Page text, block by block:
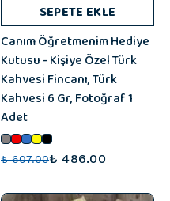
SEPETE EKLE
Canım Öğretmenim Hediye
Kutusu - Kişiye Özel Türk
Kahvesi Fincanı, Türk
Kahvesi 6 Gr, Fotoğraf 1
Adet
₺ 607.00₺ 486.00